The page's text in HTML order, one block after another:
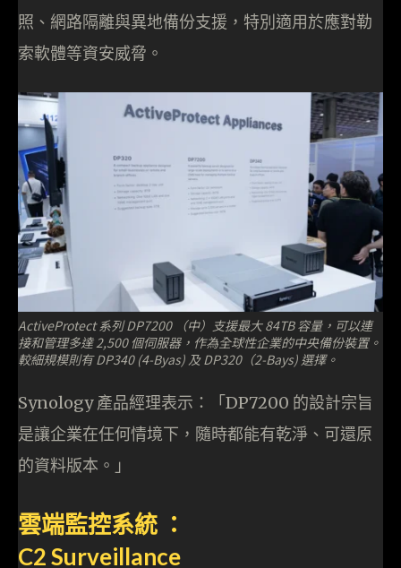
照、網路隔離與異地備份支援，特別適用於應對勒
索軟體等資安威脅。
ActiveProtect 系列 DP7200 （中）支援最大 84TB 容量，可以連
接和管理多達 2,500 個伺服器，作為全球性企業的中央備份裝置。
較細規模則有 DP340 (4-Byas) 及 DP320（2-Bays) 選擇。
Synology 產品經理表示：「DP7200 的設計宗旨
是讓企業在任何情境下，隨時都能有乾淨、可還原
的資料版本。」
雲端監控系統 ：
C2 Surveillance